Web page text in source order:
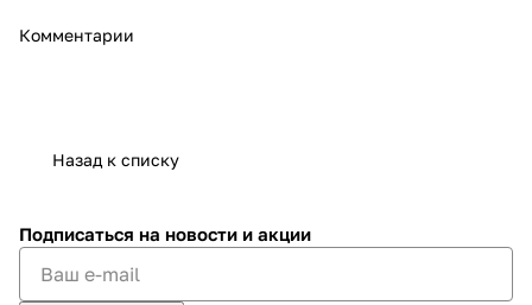
Комментарии
Назад к списку
Подписаться на новости и акции